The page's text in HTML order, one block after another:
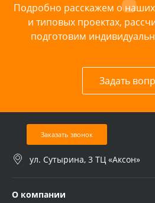
Подробно расскажем о наших
и типовых проектах,
подготовим
Задать
Заказать звонок
ул. Сутырина, 3 ТЦ «Аксон»
О компании